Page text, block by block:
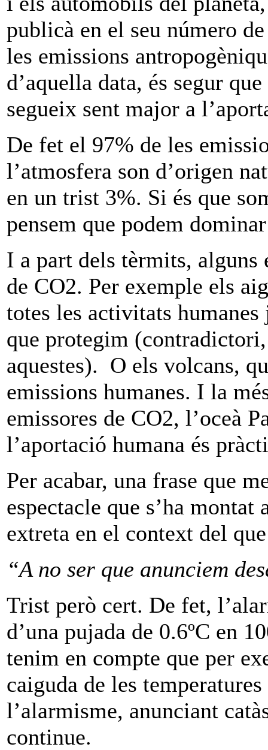
publicà en el seu número
les emissions
d’aquella data, és segur
segueix sent major a
De fet el 97% de les
l’atmosfera son d’origen
en un trist 3%. Si és que
pensem que podem
I a part dels tèrmits, alguns
de CO2. Per exemple els
totes les activitats
que protegim
aquestes). O els volcans,
emissions humanes. I la
emissores de CO2, l’oceà
l’aportació humana és
Per acabar, una frase que
espectacle que s’ha
extreta en el context del
“A no ser que anunciem
Trist però cert. De fet,
d’una pujada de 0.6ºC en
tenim en compte que per
caiguda de les
l’alarmisme, anunciant
continue.